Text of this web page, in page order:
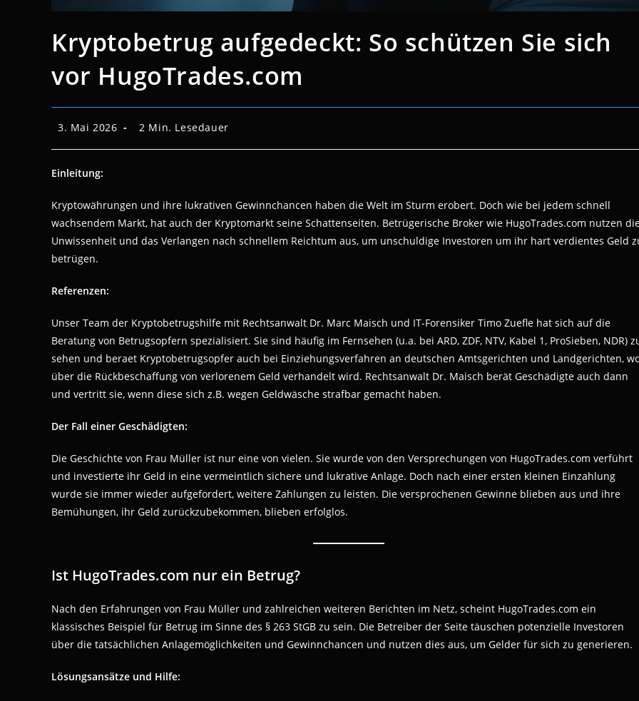
Kryptobetrug aufgedeckt: So schützen Sie sich
vor HugoTrades.com
Beitrag
3. Mai 2026 Lesedauer:
2 Min. Lesedauer
Einleitung:
Kryptowährungen und ihre lukrativen Gewinnchancen haben die Welt im Sturm erobert. Doch wie bei jedem schnell
wachsendem Markt, hat auch der Kryptomarkt seine Schattenseiten. Betrügerische Broker wie HugoTrades.com nutzen
Unwissenheit und das Verlangen nach schnellem Reichtum aus, um unschuldige Investoren um ihr hart verdientes Geld
betrügen.
Referenzen:
Unser Team der Kryptobetrugshilfe mit Rechtsanwalt Dr. Marc Maisch und IT-Forensiker Timo Zuefle hat sich auf die
Beratung von Betrugsopfern spezialisiert. Sie sind häufig im Fernsehen (u.a. bei ARD, ZDF, NTV, Kabel 1, ProSieben, NDR)
sehen und beraet Kryptobetrugsopfer auch bei Einziehungsverfahren an deutschen Amtsgerichten und Landgerichten,
über die Rückbeschaffung von verlorenem Geld verhandelt wird. Rechtsanwalt Dr. Maisch berät Geschädigte auch dann
und vertritt sie, wenn diese sich z.B. wegen Geldwäsche strafbar gemacht haben.
Der Fall einer Geschädigten:
Die Geschichte von Frau Müller ist nur eine von vielen. Sie wurde von den Versprechungen von HugoTrades.com verführt
und investierte ihr Geld in eine vermeintlich sichere und lukrative Anlage. Doch nach einer ersten kleinen Einzahlung
wurde sie immer wieder aufgefordert, weitere Zahlungen zu leisten. Die versprochenen Gewinne blieben aus und ihre
Bemühungen, ihr Geld zurückzubekommen, blieben erfolglos.
Ist HugoTrades.com nur ein Betrug?
Nach den Erfahrungen von Frau Müller und zahlreichen weiteren Berichten im Netz, scheint HugoTrades.com ein
klassisches Beispiel für Betrug im Sinne des § 263 StGB zu sein. Die Betreiber der Seite täuschen potenzielle Investoren
über die tatsächlichen Anlagemöglichkeiten und Gewinnchancen und nutzen dies aus, um Gelder für sich zu generieren.
Lösungsansätze und Hilfe: